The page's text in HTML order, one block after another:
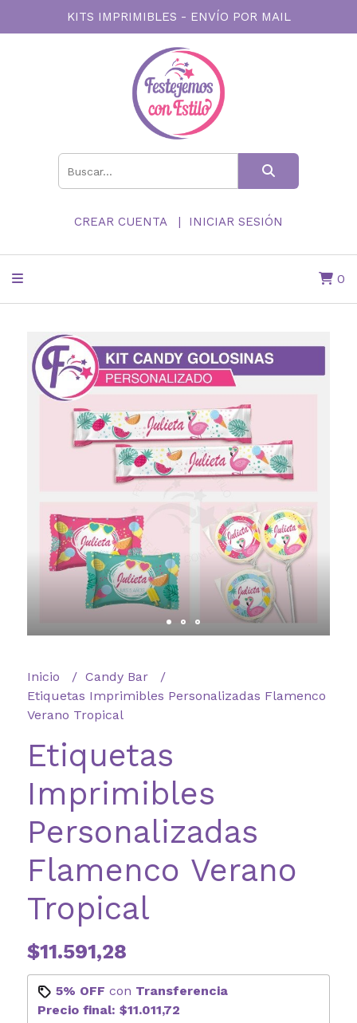
KITS IMPRIMIBLES - ENVÍO POR MAIL
CREAR CUENTA INICIAR SESIÓN
0
Inicio
Candy Bar
Etiquetas Imprimibles Personalizadas Flamenco
Verano Tropical
Etiquetas
Imprimibles
Personalizadas
Flamenco Verano
Tropical
$11.591,28
5% OFF con Transferencia
Precio final: $11.011,72